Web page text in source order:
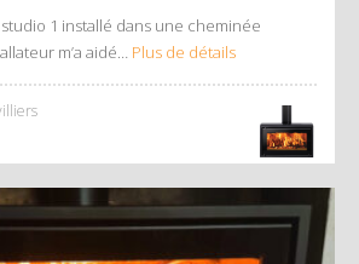
studio 1 installé dans une cheminée
m’a aidé… Plus de détails